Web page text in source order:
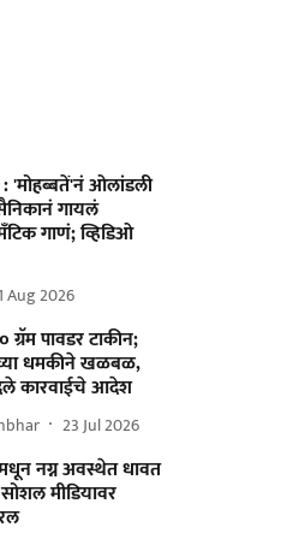
'मोहब्बतें'नं ओलांडली
गायलं
गाणं; व्हिडिओ
Aug 2026
पावडर टाकीन;
धमकीने खळबळ,
कारवाईचे आदेश
23 Jul 2026
नग्न अवस्थेत धावत
मीडियावर